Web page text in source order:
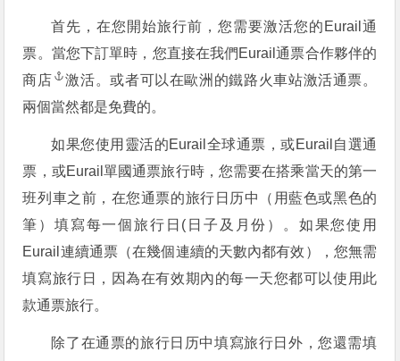
首先，在您開始旅行前，您需要激活您的Eurail通
票。當您下訂單時，您直接在我們Eurail通票合作夥伴的
商店
激活。或者可以在歐洲的鐵路火車站激活通票。
兩個當然都是免費的。
如果您使用靈活的Eurail全球通票，或Eurail自選通
票，或Eurail單國通票旅行時，您需要在搭乘當天的第一
班列車之前，在您通票的旅行日历中（用藍色或黑色的
筆）填寫每一個旅行日(日子及月份）。如果您使用
Eurail連續通票（在幾個連續的天數內都有效），您無需
填寫旅行日，因為在有效期內的每一天您都可以使用此
款通票旅行。
除了在通票的旅行日历中填寫旅行日外，您還需填